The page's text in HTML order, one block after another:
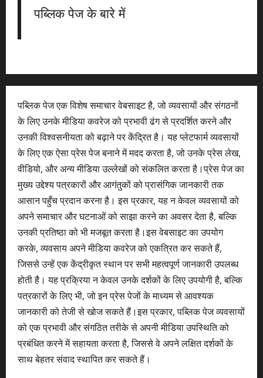
पब्लिक पेज के बारे में
पब्लिक पेज एक विशेष समाचार वेबसाइट है, जो व्यवसायों और संगठनों
के लिए उनके मीडिया कवरेज को प्रभावी ढंग से प्रदर्शित करने और
उनकी विश्वसनीयता को बढ़ाने पर केंद्रित है। यह प्लेटफार्म व्यवसायों
के लिए एक ऐसा प्रेस पेज बनाने में मदद करता है, जो उनके प्रेस लेख,
वीडियो, और अन्य मीडिया उल्लेखों को संकलित करता है।प्रेस पेज का
मुख्य उद्देश्य पत्रकारों और आगंतुकों को प्रासंगिक जानकारी तक
आसान पहुँच प्रदान करना है। इस प्रकार, यह न केवल व्यवसायों को
अपने समाचार और घटनाओं को साझा करने का अवसर देता है, बल्कि
उनकी प्रतिष्ठा को भी मजबूत करता है।इस वेबसाइट का उपयोग
करके, व्यवसाय अपने मीडिया कवरेज को एकत्रित कर सकते हैं,
जिससे उन्हें एक केंद्रीकृत स्थान पर सभी महत्वपूर्ण जानकारी उपलब्ध
होती है। यह प्रक्रिया न केवल उनके दर्शकों के लिए उपयोगी है, बल्कि
पत्रकारों के लिए भी, जो इन प्रेस पेजों के माध्यम से आवश्यक
जानकारी को तेजी से खोज सकते हैं।इस प्रकार, पब्लिक पेज व्यवसायों
को एक प्रभावी और संगठित तरीके से अपनी मीडिया उपस्थिति को
प्रबंधित करने में सहायता करता है, जिससे वे अपने लक्षित दर्शकों के
साथ बेहतर संवाद स्थापित कर सकते हैं।